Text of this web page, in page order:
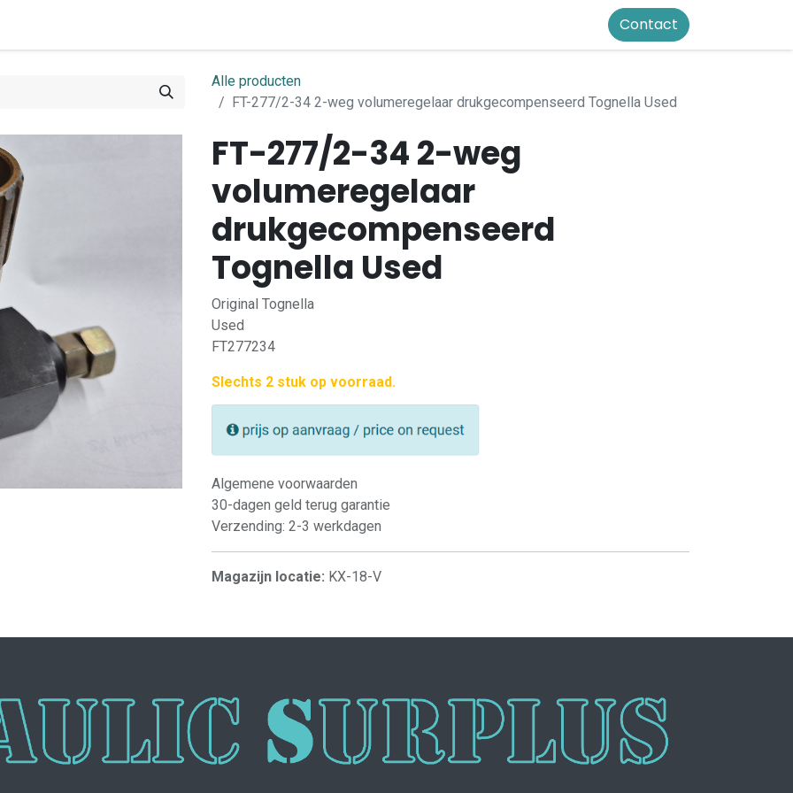
Contact
Alle producten
FT-277/2-34 2-weg volumeregelaar drukgecompenseerd Tognella Used
FT-277/2-34 2-weg
volumeregelaar
drukgecompenseerd
Tognella Used
Original Tognella
Used
FT277234
Slechts 2 stuk op voorraad.
Algemene voorwaarden
30-dagen geld terug garantie
Verzending: 2-3 werkdagen
Magazijn locatie: KX-18-V